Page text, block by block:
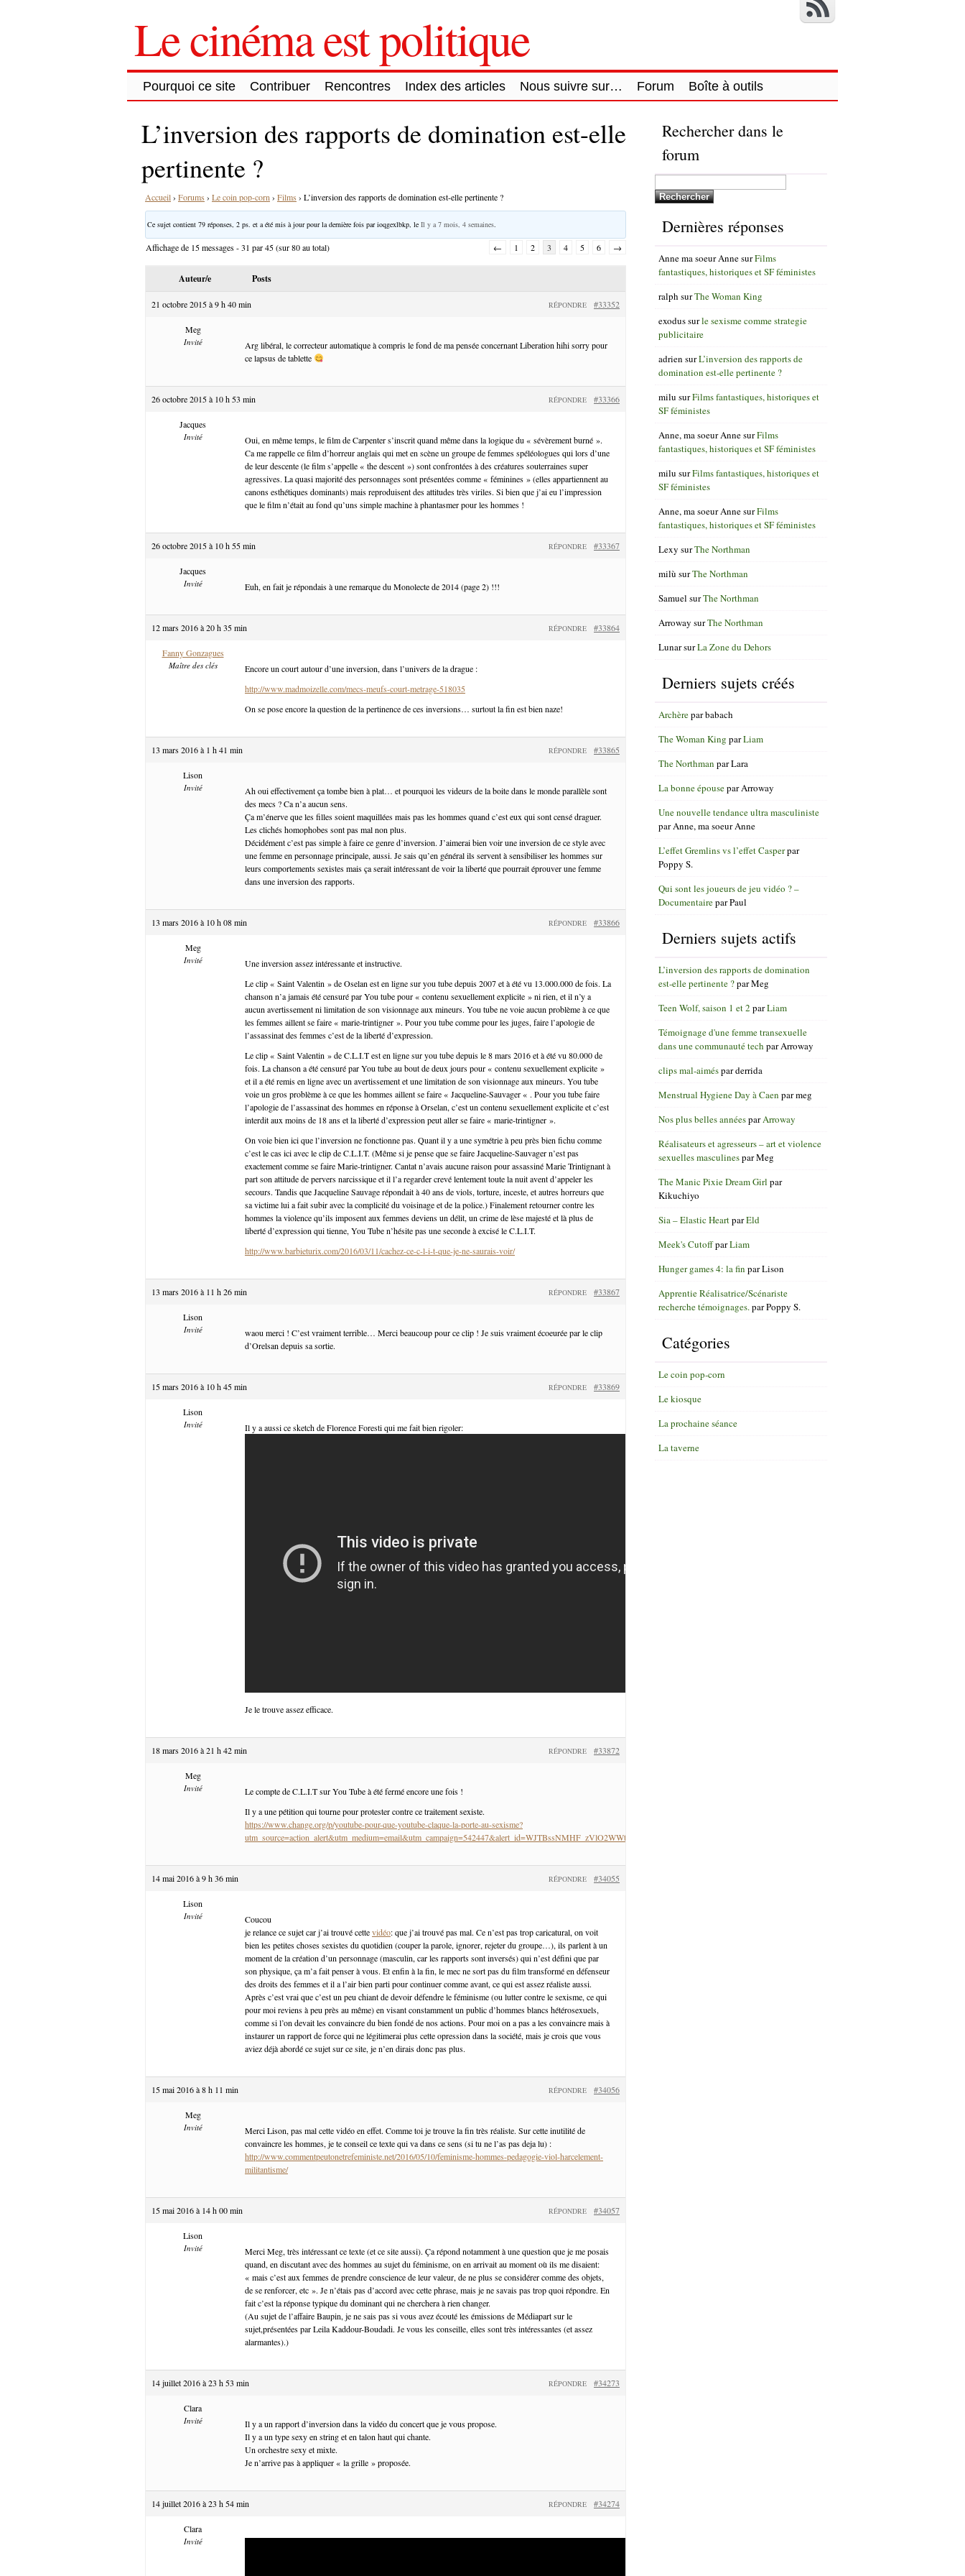
Le cinéma est politique
Pourquoi ce site Contribuer Rencontres Index des articles Nous suivre sur… Forum Boîte à outils
L’inversion des rapports de domination est-elle
pertinente ?
Accueil› Forums › Le coin pop-corn › Films › L’inversion des rapports de domination est-elle pertinente ?
Ce sujet contient 79 réponses, 2 ps. et a été mis à jour pour la dernière fois parioqgexlbkp , le Il y a 7 mois, 4 semaines
Affichage de 15 messages - 31 par 45 (sur 80 au total) ← 1 2 3 4 5 6 →
Auteur/e Posts
21 octobre 2015 à 9 h 40 min #33352
RÉPONDRE
Meg
Invité
Arg libéral, le correcteur automatique à compris le fond de ma pensée concernant Liberation hihi sorry pour
ce lapsus de tablette
26 octobre 2015 à 10 h 53 min #33366
RÉPONDRE
Jacques
Invité
Oui, en même temps, le film de Carpenter s’inscrit quand même dans la logique du « sévèrement burné ».
Ca me rappelle ce film d’horreur anglais qui met en scène un groupe de femmes spéléologues qui lors d’une
de leur descente (le film s’appelle « the descent ») sont confrontées à des créatures souterraines super
agressives. La quasi majorité des personnages sont présentées comme « féminines » (elles appartiennent au
canons esthétiques dominants) mais reproduisent des attitudes très viriles. Si bien que j’ai eu l’impression
que le film n’était au fond qu’uns simple machine à phantasmer pour les hommes !
26 octobre 2015 à 10 h 55 min #33367
RÉPONDRE
Jacques
Invité Euh, en fait je répondais à une remarque du Monolecte de 2014 (page 2) !!!
12 mars 2016 à 20 h 35 min #33864
RÉPONDRE
Fanny Gonzagues
Maître des clés
Encore un court autour d’une inversion, dans l’univers de la drague :
http://www.madmoizelle.com/mecs-meufs-court-metrage-518035
On se pose encore la question de la pertinence de ces inversions… surtout la fin est bien naze!
13 mars 2016 à 1 h 41 min #33865
RÉPONDRE
Lison
Invité
Ah oui effectivement ça tombe bien à plat… et pourquoi les videurs de la boite dans le monde parallèle sont
des mecs ? Ca n’a aucun sens.
Ça m’énerve que les filles soient maquillées mais pas les hommes quand c’est eux qui sont censé draguer.
Les clichés homophobes sont pas mal non plus.
Décidément c’est pas simple à faire ce genre d’inversion. J’aimerai bien voir une inversion de ce style avec
une femme en personnage principale, aussi. Je sais qu’en général ils servent à sensibiliser les hommes sur
leurs comportements sexistes mais ça serait intéressant de voir la liberté que pourrait éprouver une femme
dans une inversion des rapports.
13 mars 2016 à 10 h 08 min #33866
RÉPONDRE
Meg
Invité
Une inversion assez intéressante et instructive.
Le clip « Saint Valentin » de Oselan est en ligne sur you tube depuis 2007 et à été vu 13.000.000 de fois. La
chanson n’a jamais été censuré par You tube pour « contenu sexuellement explicite » ni rien, et il n’y a
aucun avertissement ni limitation de son visionnage aux mineurs. You tube ne voie aucun problème à ce que
les femmes aillent se faire « marie-trintigner ». Pour you tube comme pour les juges, faire l’apologie de
l’assassinat des femmes c’est de la liberté d’expression.
Le clip « Saint Valentin » de C.L.I.T est en ligne sur you tube depuis le 8 mars 2016 et à été vu 80.000 de
fois. La chanson a été censuré par You tube au bout de deux jours pour « contenu sexuellement explicite »
et il a été remis en ligne avec un avertissement et une limitation de son visionnage aux mineurs. You tube
voie un gros problème à ce que les hommes aillent se faire « Jacqueline-Sauvager « . Pour you tube faire
l’apologie de l’assassinat des hommes en réponse à Orselan, c’est un contenu sexuellement explicite et c’est
interdit aux moins de 18 ans et la liberté d’expression peut aller se faire « marie-trintigner ».
On voie bien ici que l’inversion ne fonctionne pas. Quant il y a une symétrie à peu près bien fichu comme
c’est le cas ici avec le clip de C.L.I.T. (Même si je pense que se faire Jacqueline-Sauvager n’est pas
exactement comme se faire Marie-trintigner. Cantat n’avais aucune raison pour assassiné Marie Trintignant à
part son attitude de pervers narcissique et il l’a regarder crevé lentement toute la nuit avent d’appeler les
secours. Tandis que Jacqueline Sauvage répondait à 40 ans de viols, torture, inceste, et autres horreurs que
sa victime lui a fait subir avec la complicité du voisinage et de la police.) Finalement retourner contre les
hommes la violence qu’ils imposent aux femmes deviens un délit, un crime de lèse majesté et là plus de
liberté d’expression qui tienne, You Tube n’hésite pas une seconde à excisé le C.L.I.T.
http://www.barbieturix.com/2016/03/11/cachez-ce-c-l-i-t-que-je-ne-saurais-voir/
13 mars 2016 à 11 h 26 min #33867
RÉPONDRE
Lison
Invité
waou merci ! C’est vraiment terrible… Merci beaucoup pour ce clip ! Je suis vraiment écoeurée par le clip
d’Orelsan depuis sa sortie.
15 mars 2016 à 10 h 45 min #33869
RÉPONDRE
Lison
Invité Il y a aussi ce sketch de Florence Foresti qui me fait bien rigoler:
Je le trouve assez efficace.
18 mars 2016 à 21 h 42 min #33872
RÉPONDRE
Meg
Invité
Le compte de C.L.I.T sur You Tube à été fermé encore une fois !
Il y a une pétition qui tourne pour protester contre ce traitement sexiste.
https://www.change.org/p/youtube-pour-que-youtube-claque-la-porte-au-sexisme?
utm_source=action_alert&utm_medium=email&utm_campaign=542447&alert_id=WJTBssNMHF_zVlO2WWtMLcWsyRwq8p97Qrr4hUbr9p37iA0iamS55Q%3D
14 mai 2016 à 9 h 36 min #34055
RÉPONDRE
Lison
Invité
Coucou
je relance ce sujet car j’ai trouvé cettevidéo: que j’ai trouvé pas mal. Ce n’est pas trop caricatural, on voit
bien les petites choses sexistes du quotidien (couper la parole, ignorer, rejeter du groupe…), ils parlent à un
moment de la création d’un personnage (masculin, car les rapports sont inversés) qui n’est défini que par
son physique, ça m’a fait penser à vous. Et enfin à la fin, le mec ne sort pas du film transformé en défenseur
des droits des femmes et il a l’air bien parti pour continuer comme avant, ce qui est assez réaliste aussi.
Après c’est vrai que c’est un peu chiant de devoir défendre le féminisme (ou lutter contre le sexisme, ce qui
pour moi reviens à peu près au même) en visant constamment un public d’hommes blancs hétérosexuels,
comme si l’on devait les convaincre du bien fondé de nos actions. Pour moi on a pas a les convaincre mais à
instaurer un rapport de force qui ne légitimerai plus cette opression dans la société, mais je crois que vous
aviez déjà abordé ce sujet sur ce site, je n’en dirais donc pas plus.
15 mai 2016 à 8 h 11 min #34056
RÉPONDRE
Meg
Invité
Merci Lison, pas mal cette vidéo en effet. Comme toi je trouve la fin très réaliste. Sur cette inutilité de
convaincre les hommes, je te conseil ce texte qui va dans ce sens (si tu ne l’as pas deja lu) :
http://www.commentpeutonetrefeministe.net/2016/05/10/feminisme-hommes-pedagogie-viol-harcelement-
militantisme/
15 mai 2016 à 14 h 00 min #34057
RÉPONDRE
Lison
Invité
Merci Meg, très intéressant ce texte (et ce site aussi). Ça répond notamment à une question que je me posais
quand, en discutant avec des hommes au sujet du féminisme, on en arrivait au moment où ils me disaient:
« mais c’est aux femmes de prendre conscience de leur valeur, de ne plus se considérer comme des objets,
de se renforcer, etc ». Je n’étais pas d’accord avec cette phrase, mais je ne savais pas trop quoi répondre. En
fait c’est la réponse typique du dominant qui ne cherchera à rien changer.
(Au sujet de l’affaire Baupin, je ne sais pas si vous avez écouté les émissions de Médiapart sur le
sujet,présentées par Leila Kaddour-Boudadi. Je vous les conseille, elles sont très intéressantes (et assez
alarmantes).)
14 juillet 2016 à 23 h 53 min #34273
RÉPONDRE
Clara
Invité
Il y a un rapport d’inversion dans la vidéo du concert que je vous propose.
Il y a un type sexy en string et en talon haut qui chante.
Un orchestre sexy et mixte.
Je n’arrive pas à appliquer « la grille » proposée.
14 juillet 2016 à 23 h 54 min #34274
RÉPONDRE
Clara
Invité
Rechercher dans le
forum
Dernières réponses
Anne ma soeur AnnesurFilms
fantastiques, historiques et SF féministes
ralph surThe Woman King
exodussurle sexisme comme strategie
publicitaire
adrien surL’inversion des rapports de
domination est-elle pertinente ?
milu surFilms fantastiques, historiques et
SF féministes
Anne, ma soeur AnnesurFilms
fantastiques, historiques et SF féministes
milu surFilms fantastiques, historiques et
SF féministes
Anne, ma soeur AnnesurFilms
fantastiques, historiques et SF féministes
Lexy surThe Northman
milù surThe Northman
Samuel surThe Northman
Arroway surThe Northman
LunarsurLa Zone du Dehors
Derniers sujets créés
Archèreparbabach
The Woman King parLiam
The Northman parLara
La bonne épouseparArroway
Une nouvelle tendance ultra masculiniste
parAnne, ma soeur Anne
L’effet Gremlins vs l’effet Casperpar
Poppy S.
Qui sont les joueurs de jeu vidéo ? –
DocumentaireparPaul
Derniers sujets actifs
L’inversion des rapports de domination
est-elle pertinente ?parMeg
Teen Wolf, saison 1 et 2 parLiam
Témoignage d'une femme transexuelle
dans une communauté tech parArroway
clips mal-aimésparderrida
Menstrual Hygiene Day à Caen parmeg
Nos plus belles annéesparArroway
Réalisateurs et agresseurs – art et violence
sexuelles masculinesparMeg
The Manic Pixie Dream Girl par
Kikuchiyo
Sia – Elastic HeartparEld
Meek's CutoffparLiam
Hunger games 4: la fin parLison
Apprentie Réalisatrice/Scénariste
recherche témoignages. parPoppy S.
Catégories
Le coin pop-corn
Le kiosque
La prochaine séance
La taverne